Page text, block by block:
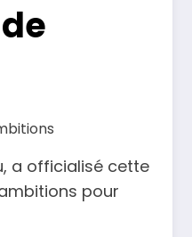
a officialisé cette
pour